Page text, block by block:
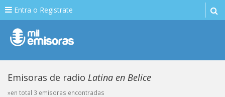
Entra o Registrate
Emisoras de radio Latina en Belice
»en total 3 emisoras encontradas